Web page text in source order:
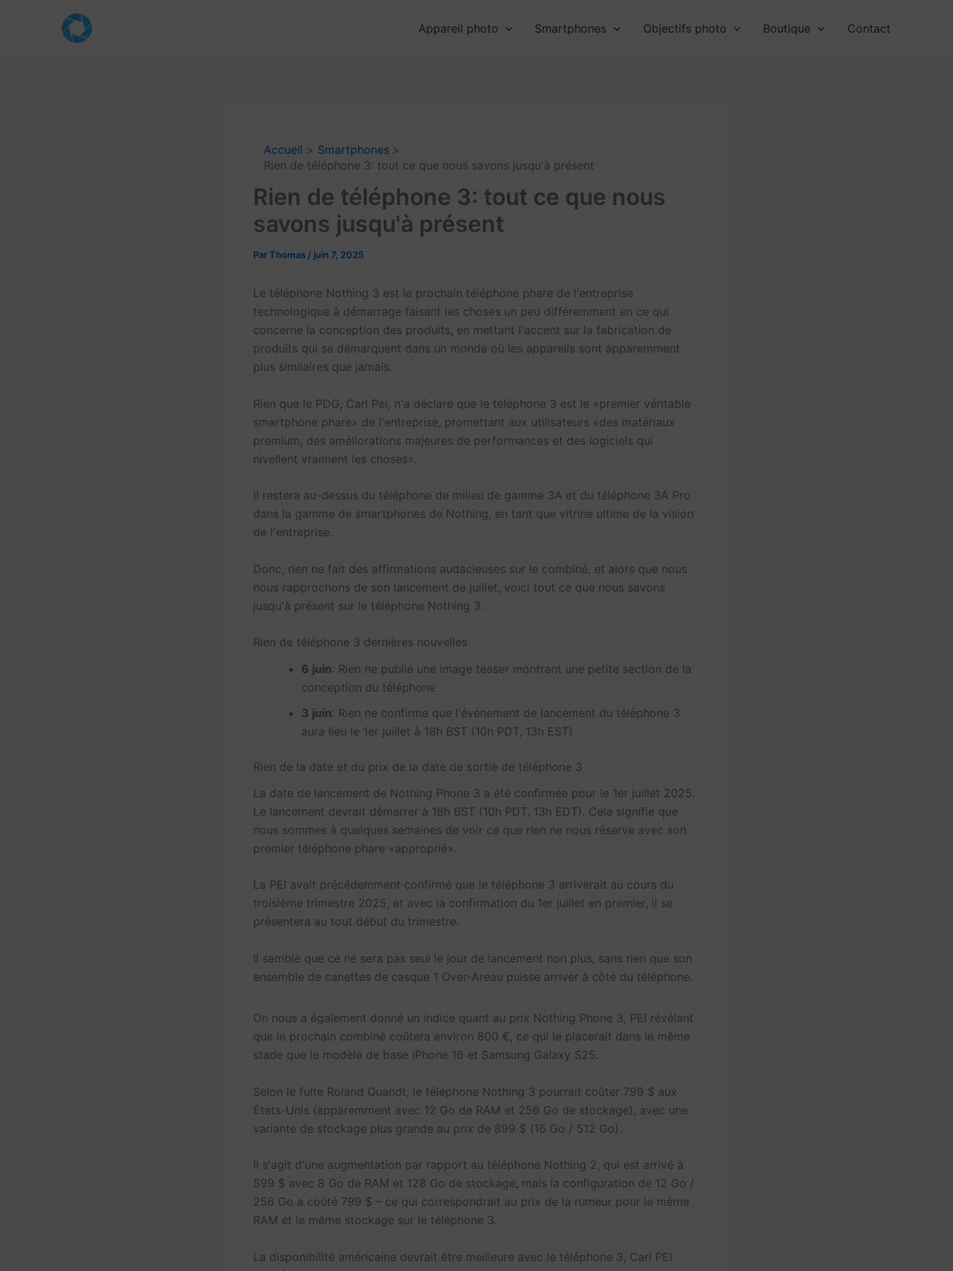
Appareil photo Smartphones Objectifs photo Boutique Contact
Accueil
Smartphones
Rien de téléphone 3: tout ce que nous savons jusqu'à présent
Rien de téléphone 3: tout ce que nous
savons jusqu'à présent
ParThomas / juin 7, 2025
Le téléphone Nothing 3 est le prochain téléphone phare de l'entreprise
technologique à démarrage faisant les choses un peu différemment en ce qui
concerne la conception des produits, en mettant l'accent sur la fabrication de
produits qui se démarquent dans un monde où les appareils sont apparemment
plus similaires que jamais.
Rien que le PDG, Carl Pei, n'a déclaré que le téléphone 3 est le «premier véritable
smartphone phare» de l'entreprise, promettant aux utilisateurs «des matériaux
premium, des améliorations majeures de performances et des logiciels qui
nivellent vraiment les choses».
Il restera au-dessus du téléphone de milieu de gamme 3A et du téléphone 3A Pro
dans la gamme de smartphones de Nothing, en tant que vitrine ultime de la vision
de l'entreprise.
Donc, rien ne fait des affirmations audacieuses sur le combiné, et alors que nous
nous rapprochons de son lancement de juillet, voici tout ce que nous savons
jusqu'à présent sur le téléphone Nothing 3.
Rien de téléphone 3 dernières nouvelles
6 juin: Rien ne publie une image teaser montrant une petite section de la
conception du téléphone
3 juin: Rien ne confirme que l'événement de lancement du téléphone 3
aura lieu le 1er juillet à 18h BST (10h PDT, 13h EST)
Rien de la date et du prix de la date de sortie de téléphone 3
La date de lancement de Nothing Phone 3 a été confirmée pour le 1er juillet 2025.
Le lancement devrait démarrer à 18h BST (10h PDT, 13h EDT). Cela signifie que
nous sommes à quelques semaines de voir ce que rien ne nous réserve avec son
premier téléphone phare «approprié».
La PEI avait précédemment confirmé que le téléphone 3 arriverait au cours du
troisième trimestre 2025, et avec la confirmation du 1er juillet en premier, il se
présentera au tout début du trimestre.
Il semble que ce ne sera pas seul le jour de lancement non plus, sans rien que son
ensemble de canettes de casque 1 Over-Areau puisse arriver à côté du téléphone.
On nous a également donné un indice quant au prix Nothing Phone 3, PEI révélant
que le prochain combiné coûtera environ 800 €, ce qui le placerait dans le même
stade que le modèle de base iPhone 16 et Samsung Galaxy S25.
Selon le fuite Roland Quandt, le téléphone Nothing 3 pourrait coûter 799 $ aux
États-Unis (apparemment avec 12 Go de RAM et 256 Go de stockage), avec une
variante de stockage plus grande au prix de 899 $ (16 Go / 512 Go).
Il s'agit d'une augmentation par rapport au téléphone Nothing 2, qui est arrivé à
599 $ avec 8 Go de RAM et 128 Go de stockage, mais la configuration de 12 Go /
256 Go a coûté 799 $ – ce qui correspondrait au prix de la rumeur pour le même
RAM et le même stockage sur le téléphone 3.
La disponibilité américaine devrait être meilleure avec le téléphone 3, Carl PEI